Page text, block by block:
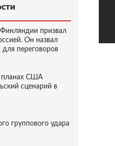
призвал
Он назвал
переговоров
планах США
сценарий в
группового удара